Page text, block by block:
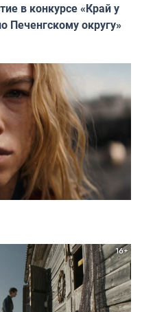
в конкурсе «Край у
Печенгскому округу»